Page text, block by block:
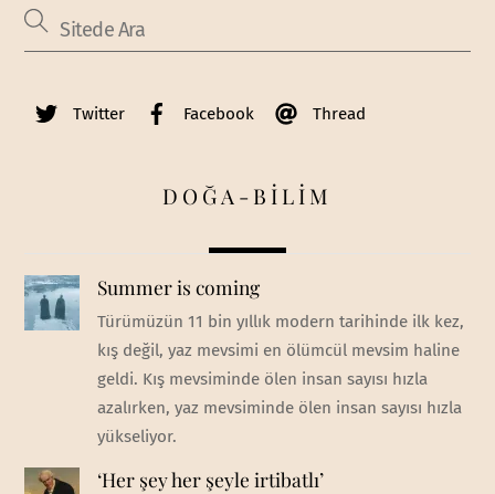
Twitter Facebook Thread
DOĞA-BİLİM
Summer is coming
Türümüzün 11 bin yıllık modern tarihinde ilk kez,
kış değil, yaz mevsimi en ölümcül mevsim haline
geldi. Kış mevsiminde ölen insan sayısı hızla
azalırken, yaz mevsiminde ölen insan sayısı hızla
yükseliyor.
‘Her şey her şeyle irtibatlı’